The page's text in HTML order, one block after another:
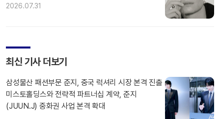
2026.07.31
최신 기사 더보기
삼성물산 패션부문 준지, 중국 럭셔리 시장 본격 진출
미스토홀딩스와 전략적 파트너십 계약, 준지
(JUUN.J) 중화권 사업 본격 확대